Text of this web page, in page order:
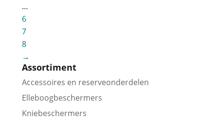
…
6
7
8
→
Assortiment
Accessoires en reserveonderdelen
Elleboogbeschermers
Kniebeschermers